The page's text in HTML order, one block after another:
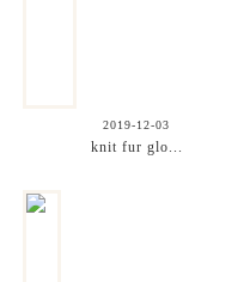
2019-12-03
knit fur glo...